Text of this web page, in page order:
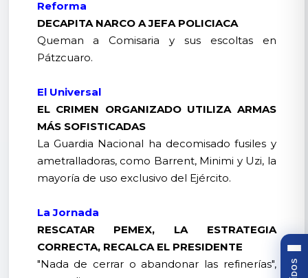
Reforma
DECAPITA NARCO A JEFA POLICIACA
Queman a Comisaria y sus escoltas en
Pátzcuaro.
El Universal
EL CRIMEN ORGANIZADO UTILIZA ARMAS
MÁS SOFISTICADAS
La Guardia Nacional ha decomisado fusiles y
ametralladoras, como Barrent, Minimi y Uzi, la
mayoría de uso exclusivo del Ejército.
La Jornada
RESCATAR PEMEX, LA ESTRATEGIA
CORRECTA, RECALCA EL PRESIDENTE
"Nada de cerrar o abandonar las refinerías",